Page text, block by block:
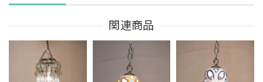
関連商品